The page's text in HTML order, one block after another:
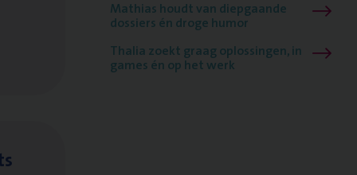
Mathias houdt van diepgaande
dossiers én droge humor
Thalia zoekt graag oplossingen, in
games én op het werk